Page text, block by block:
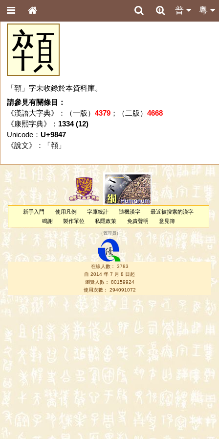
粵
普
顇
「顇」字未收錄於本資料庫。
請參見有關條目：
《漢語大字典》：（一版） 4379；（二版） 4668
《康熙字典》： 1334 (12)
Unicode： U+9847
《說文》：「 顇」
新手入門 使用凡例 字庫統計 隨機漢字
最近被搜索的漢字
鳴謝
製作單位 私隱政策 免責聲明 意見簿
（管理員 ）
在線人數： 3783
自 2014 年 7 月 8 日起
瀏覽人數： 80159924
使用次數： 294091072